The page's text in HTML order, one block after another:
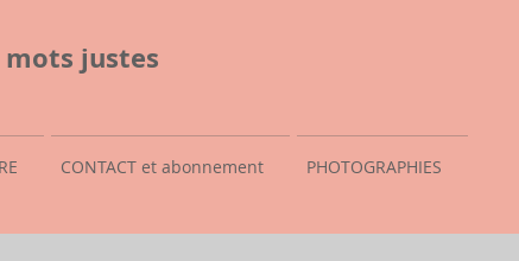
mots justes
CONTACT et abonnement PHOTOGRAPHIES